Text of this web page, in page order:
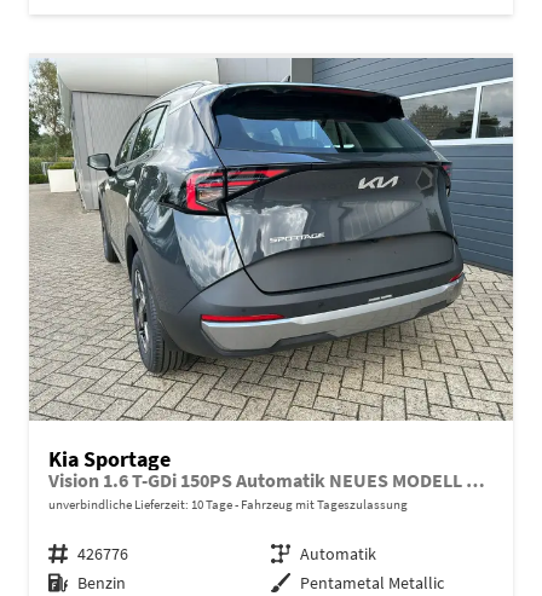
Kia Sportage
Vision 1.6 T-GDi 150PS Automatik NEUES MODELL MY26 FACELIFT Sitzheizung Lenkradheizung Klimaautomatik Navi Bluetooth Touchscreen Apple CarPlay Android Auto PDC v+h 17"LM Rückf.Kamera ACC 2x Keyless
unverbindliche Lieferzeit: 10 Tage Fahrzeug mit Tageszulassung
Fahrzeugnr. 426776 Getriebe Automatik
Kraftstoff Benzin Außenfarbe Pentametal Metallic